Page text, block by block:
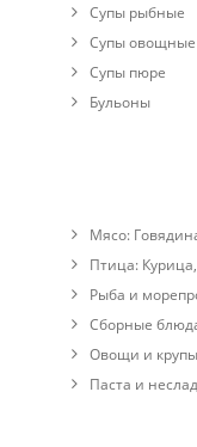
Супы рыбные
Супы овощные
Cупы пюре
Бульоны
Мясо:
Птица: Курица,
Рыба и
Сборные
Овощи и крупы
Паста и